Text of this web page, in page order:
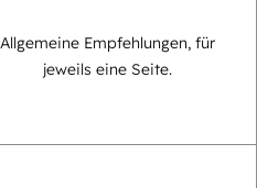
Allgemeine Empfehlungen, für
jeweils eine Seite.